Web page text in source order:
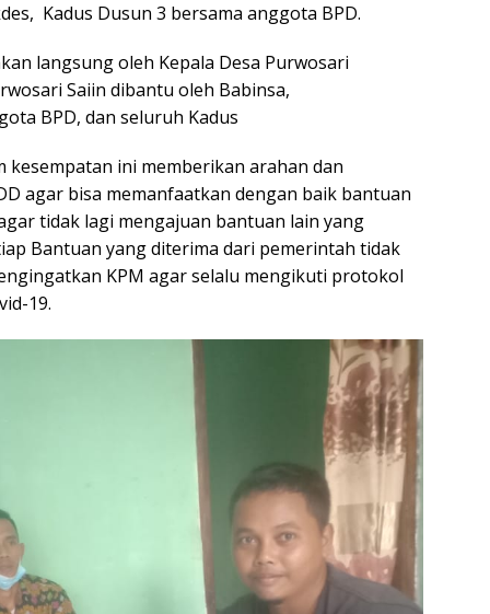
Kadus Dusun 3 bersama anggota BPD.
langsung oleh Kepala Desa Purwosari
Saiin dibantu oleh Babinsa,
BPD, dan seluruh Kadus
kesempatan ini memberikan arahan dan
agar bisa memanfaatkan dengan baik bantuan
tidak lagi mengajuan bantuan lain yang
Bantuan yang diterima dari pemerintah tidak
KPM agar selalu mengikuti protokol
19.